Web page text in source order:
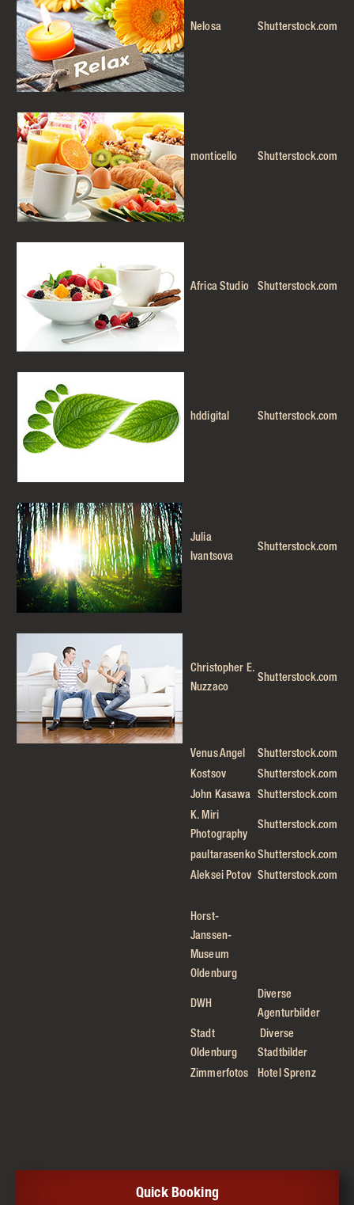
Nelosa Shutterstock.com
monticello Shutterstock.com
Africa Studio Shutterstock.com
hddigital Shutterstock.com
Julia
Ivantsova
Shutterstock.com
Christopher E.
Nuzzaco
Shutterstock.com
Venus Angel
Shutterstock.com
Kostsov
Shutterstock.com
John Kasawa
Shutterstock.com
K. Miri
Photography
Shutterstock.com
paultarasenkoShutterstock.com
Aleksei Potov Shutterstock.com
Horst-
Janssen-
Museum
Oldenburg
DWH
Diverse
Agenturbilder
Stadt
Oldenburg
Diverse
Stadtbilder
Zimmerfotos
Hotel Sprenz
Quick Booking